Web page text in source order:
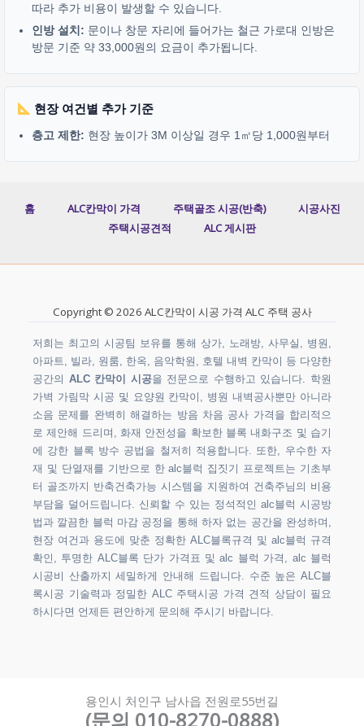
따라 추가 비용이 발생할 수 있습니다.
인방 설치: 문이나 창문 자리에 들어가는 철근 가로대 인방은
방문 기준 약 33,000원의 요금이 추가됩니다.
현장 여건별 추가 기준
층고 제한: 현장 높이가 3M 이상일 경우 1㎡당 1,000원부터
홈 ALC칸막이 가격 주택골조 시공(반축)
시공사진
주택시공견적
ALC 게시판
Copyright © 2026 ALC칸막이 시공 가격 ALC 주택 공사
저희는 최고의 시공팀 보유를 통해 상가, 노래방, 사무실, 병원,
아파트, 빌라, 원룸, 한옥, 음악학원, 호텔 내벽 칸막이 등 다양한
공간의 ALC 칸막이 시공을 전문으로 수행하고 있습니다. 학원
가벽 가림막 시공 및 요양원 칸막이, 병원 내벽공사뿐만 아니라
소음 문제를 완벽히 해결하는 방음 차음 공사 가격을 합리적으
로 제안해 드리며, 화재 안전성을 확보한 블록 내화구조 및 습기
에 강한 블록 방수 공법을 철저히 적용합니다. 또한, 우수한 자
재 및 단열재를 기반으로 한 alc블럭 집짓기 프로젝트는 기초부
터 골조까지 반축건축가능 시스템을 지원하여 건축주님의 비용
부담을 덜어드립니다. 신뢰할 수 있는 정석적인 alc블럭 시공방
법과 깔끔한 블럭 마감 공정을 통해 하자 없는 공간을 완성하며,
현장 여건과 용도에 맞춘 정확한 ALC블록규격 및 alc블럭 규격
확인, 투명한 ALC블록 단가 가격표 및 alc 블럭 가격, alc 블럭
시공비 산출까지 세밀하게 안내해 드립니다. 수준 높은 ALC블
록시공 기술력과 정밀한 ALC 주택시공 가격 견적 상담이 필요
하시다면 언제든 편안하게 문의해 주시기 바랍니다.
용인시 처인구 남사읍 전원로55번길
(문의 010-8270-0888)